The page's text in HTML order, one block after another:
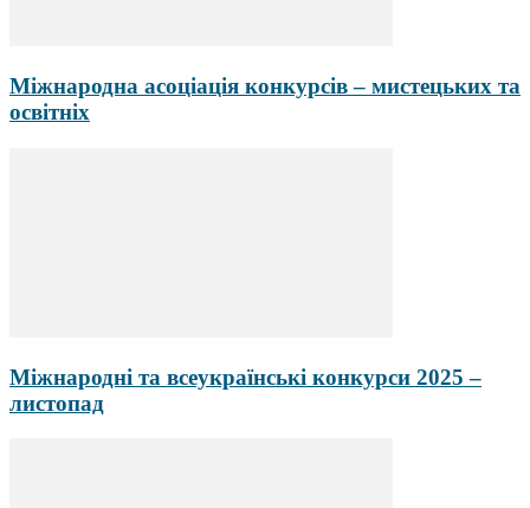
Міжнародна асоціація конкурсів – мистецьких та
освітніх
Міжнародні та всеукраїнські конкурси 2025 –
листопад